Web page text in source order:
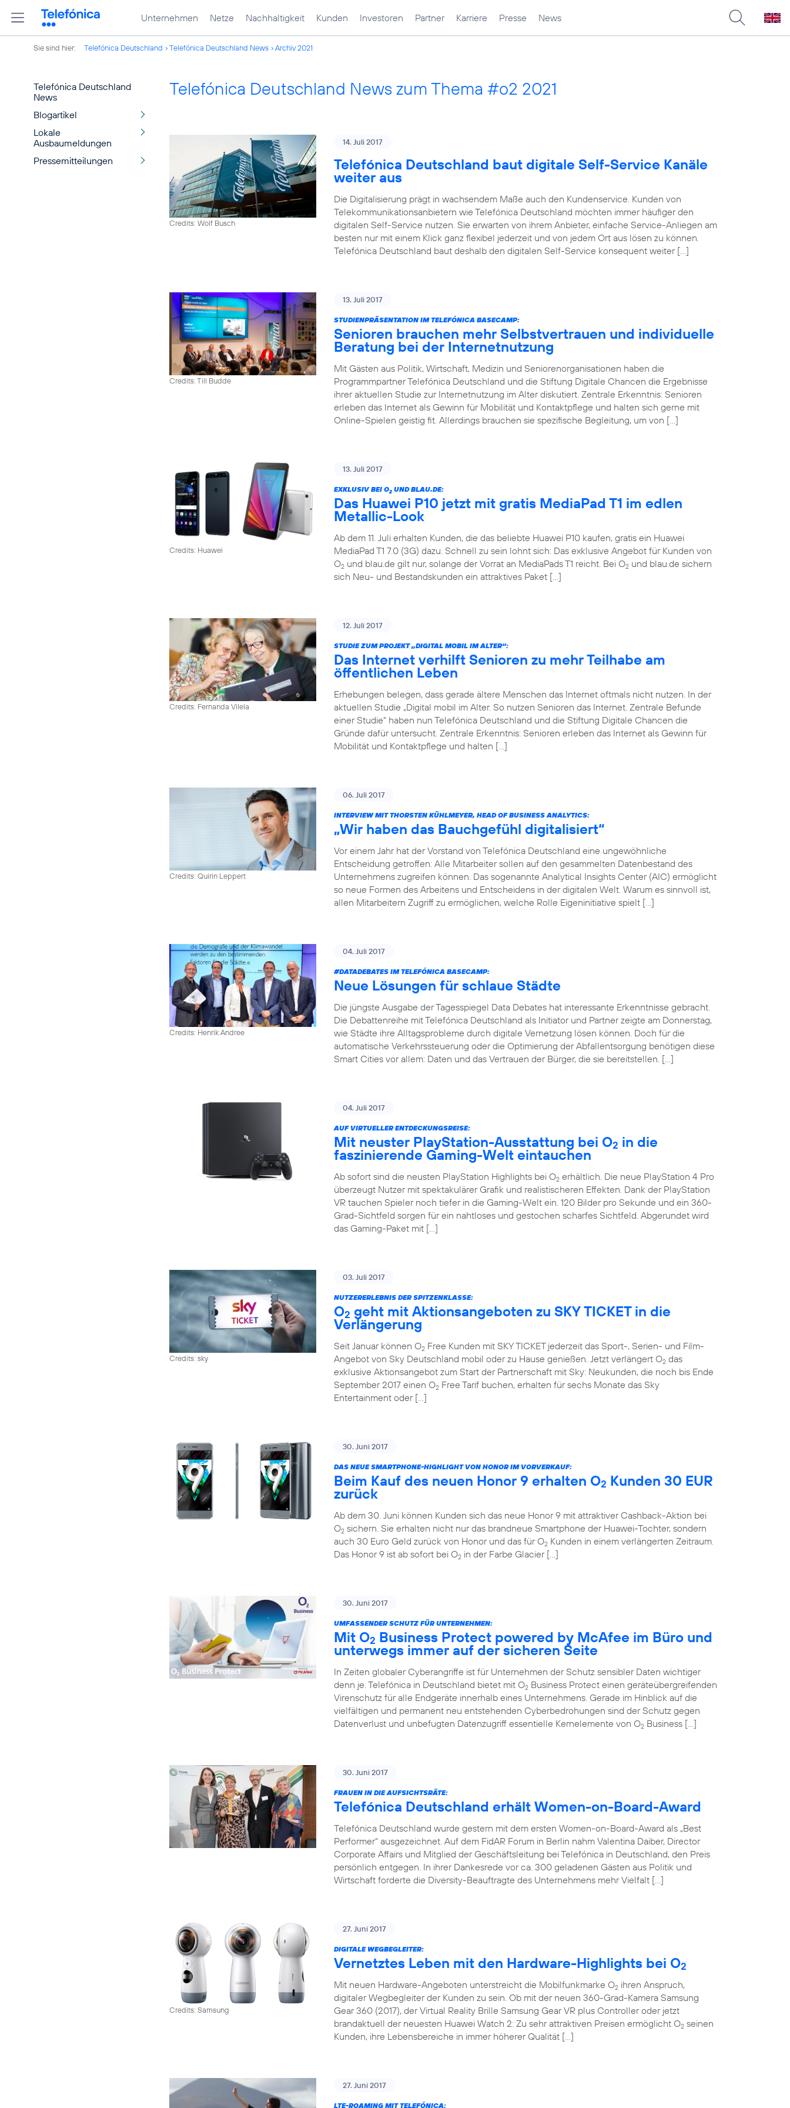
Unternehmen Netze Nachhaltigkeit Kunden Investoren Partner Karriere Presse News
Sie sind hier: Telefónica Deutschland Telefónica Deutschland News Archiv 2021
Telefónica Deutschland
News
Blogartikel
Lokale
Ausbaumeldungen
Pressemitteilungen
Telefónica Deutschland News zum Thema #o2 2021
Credits: Wolf Busch
14. Juli 2017
Telefónica Deutschland baut digitale Self-Service Kanäle
weiter aus
Die Digitalisierung prägt in wachsendem Maße auch den Kundenservice. Kunden von
Telekommunikationsanbietern wie Telefónica Deutschland möchten immer häufiger den
digitalen Self-Service nutzen. Sie erwarten von ihrem Anbieter, einfache Service-Anliegen am
besten nur mit einem Klick ganz flexibel jederzeit und von jedem Ort aus lösen zu können.
Telefónica Deutschland baut deshalb den digitalen Self-Service konsequent weiter […]
Credits: Till Budde
13. Juli 2017
STUDIENPRÄSENTATION IM TELEFÓNICA BASECAMP:
Senioren brauchen mehr Selbstvertrauen und individuelle
Beratung bei der Internetnutzung
Mit Gästen aus Politik, Wirtschaft, Medizin und Seniorenorganisationen haben die
Programmpartner Telefónica Deutschland und die Stiftung Digitale Chancen die Ergebnisse
ihrer aktuellen Studie zur Internetnutzung im Alter diskutiert. Zentrale Erkenntnis: Senioren
erleben das Internet als Gewinn für Mobilität und Kontaktpflege und halten sich gerne mit
Online-Spielen geistig fit. Allerdings brauchen sie spezifische Begleitung, um von […]
Credits: Huawei
13. Juli 2017
EXKLUSIV BEI O2 UND BLAU.DE:
Das Huawei P10 jetzt mit gratis MediaPad T1 im edlen
Metallic-Look
Ab dem 11. Juli erhalten Kunden, die das beliebte Huawei P10 kaufen, gratis ein Huawei
MediaPad T1 7.0 (3G) dazu. Schnell zu sein lohnt sich: Das exklusive Angebot für Kunden von
O2 und blau.de gilt nur, solange der Vorrat an MediaPads T1 reicht. Bei O2 und blau.de sichern
sich Neu- und Bestandskunden ein attraktives Paket […]
Credits: Fernanda Vilela
12. Juli 2017
STUDIE ZUM PROJEKT „DIGITAL MOBIL IM ALTER“:
Das Internet verhilft Senioren zu mehr Teilhabe am
öffentlichen Leben
Erhebungen belegen, dass gerade ältere Menschen das Internet oftmals nicht nutzen. In der
aktuellen Studie „Digital mobil im Alter. So nutzen Senioren das Internet. Zentrale Befunde
einer Studie“ haben nun Telefónica Deutschland und die Stiftung Digitale Chancen die
Gründe dafür untersucht. Zentrale Erkenntnis: Senioren erleben das Internet als Gewinn für
Mobilität und Kontaktpflege und halten […]
Credits: Quirin Leppert
06. Juli 2017
INTERVIEW MIT THORSTEN KÜHLMEYER, HEAD OF BUSINESS ANALYTICS:
„Wir haben das Bauchgefühl digitalisiert“
Vor einem Jahr hat der Vorstand von Telefónica Deutschland eine ungewöhnliche
Entscheidung getroffen: Alle Mitarbeiter sollen auf den gesammelten Datenbestand des
Unternehmens zugreifen können. Das sogenannte Analytical Insights Center (AIC) ermöglicht
so neue Formen des Arbeitens und Entscheidens in der digitalen Welt. Warum es sinnvoll ist,
allen Mitarbeitern Zugriff zu ermöglichen, welche Rolle Eigeninitiative spielt […]
Credits: Henrik Andree
04. Juli 2017
#DATADEBATES IM TELEFÓNICA BASECAMP:
Neue Lösungen für schlaue Städte
Die jüngste Ausgabe der Tagesspiegel Data Debates hat interessante Erkenntnisse gebracht.
Die Debattenreihe mit Telefónica Deutschland als Initiator und Partner zeigte am Donnerstag,
wie Städte ihre Alltagsprobleme durch digitale Vernetzung lösen können. Doch für die
automatische Verkehrssteuerung oder die Optimierung der Abfallentsorgung benötigen diese
Smart Cities vor allem: Daten und das Vertrauen der Bürger, die sie bereitstellen. […]
04. Juli 2017
AUF VIRTUELLER ENTDECKUNGSREISE:
Mit neuster PlayStation-Ausstattung bei O2 in die
faszinierende Gaming-Welt eintauchen
Ab sofort sind die neusten PlayStation Highlights bei O2 erhältlich. Die neue PlayStation 4 Pro
überzeugt Nutzer mit spektakulärer Grafik und realistischeren Effekten. Dank der PlayStation
VR tauchen Spieler noch tiefer in die Gaming-Welt ein. 120 Bilder pro Sekunde und ein 360-
Grad-Sichtfeld sorgen für ein nahtloses und gestochen scharfes Sichtfeld. Abgerundet wird
das Gaming-Paket mit […]
Credits: sky
03. Juli 2017
NUTZERERLEBNIS DER SPITZENKLASSE:
O2 geht mit Aktionsangeboten zu SKY TICKET in die
Verlängerung
Seit Januar können O2 Free Kunden mit SKY TICKET jederzeit das Sport-, Serien- und Film-
Angebot von Sky Deutschland mobil oder zu Hause genießen. Jetzt verlängert O2 das
exklusive Aktionsangebot zum Start der Partnerschaft mit Sky: Neukunden, die noch bis Ende
September 2017 einen O2 Free Tarif buchen, erhalten für sechs Monate das Sky
Entertainment oder […]
30. Juni 2017
DAS NEUE SMARTPHONE-HIGHLIGHT VON HONOR IM VORVERKAUF:
Beim Kauf des neuen Honor 9 erhalten O2 Kunden 30 EUR
zurück
Ab dem 30. Juni können Kunden sich das neue Honor 9 mit attraktiver Cashback-Aktion bei
O2 sichern. Sie erhalten nicht nur das brandneue Smartphone der Huawei-Tochter, sondern
auch 30 Euro Geld zurück von Honor und das für O2 Kunden in einem verlängerten Zeitraum.
Das Honor 9 ist ab sofort bei O2 in der Farbe Glacier […]
30. Juni 2017
UMFASSENDER SCHUTZ FÜR UNTERNEHMEN:
Mit O2 Business Protect powered by McAfee im Büro und
unterwegs immer auf der sicheren Seite
In Zeiten globaler Cyberangriffe ist für Unternehmen der Schutz sensibler Daten wichtiger
denn je. Telefónica in Deutschland bietet mit O2 Business Protect einen geräteübergreifenden
Virenschutz für alle Endgeräte innerhalb eines Unternehmens. Gerade im Hinblick auf die
vielfältigen und permanent neu entstehenden Cyberbedrohungen sind der Schutz gegen
Datenverlust und unbefugten Datenzugriff essentielle Kernelemente von O2 Business […]
30. Juni 2017
FRAUEN IN DIE AUFSICHTSRÄTE:
Telefónica Deutschland erhält Women-on-Board-Award
Telefónica Deutschland wurde gestern mit dem ersten Women-on-Board-Award als „Best
Performer“ ausgezeichnet. Auf dem FidAR Forum in Berlin nahm Valentina Daiber, Director
Corporate Affairs und Mitglied der Geschäftsleitung bei Telefónica in Deutschland, den Preis
persönlich entgegen. In ihrer Dankesrede vor ca. 300 geladenen Gästen aus Politik und
Wirtschaft forderte die Diversity-Beauftragte des Unternehmens mehr Vielfalt […]
Credits: Samsung
27. Juni 2017
DIGITALE WEGBEGLEITER:
Vernetztes Leben mit den Hardware-Highlights bei O2
Mit neuen Hardware-Angeboten unterstreicht die Mobilfunkmarke O2 ihren Anspruch,
digitaler Wegbegleiter der Kunden zu sein. Ob mit der neuen 360-Grad-Kamera Samsung
Gear 360 (2017), der Virtual Reality Brille Samsung Gear VR plus Controller oder jetzt
brandaktuell der neuesten Huawei Watch 2: Zu sehr attraktiven Preisen ermöglicht O2 seinen
Kunden, ihre Lebensbereiche in immer höherer Qualität […]
27. Juni 2017
LTE-ROAMING MIT TELEFÓNICA: